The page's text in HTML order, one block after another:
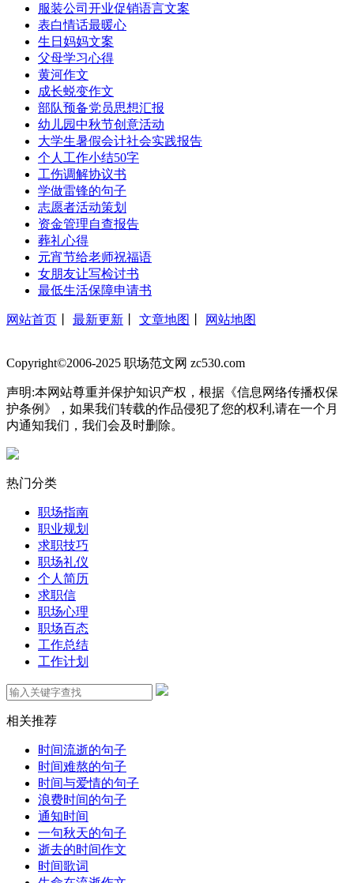
服装公司开业促销语言文案
表白情话最暖心
生日妈妈文案
父母学习心得
黄河作文
成长蜕变作文
部队预备党员思想汇报
幼儿园中秋节创意活动
大学生暑假会计社会实践报告
个人工作小结50字
工伤调解协议书
学做雷锋的句子
志愿者活动策划
资金管理自查报告
葬礼心得
元宵节给老师祝福语
女朋友让写检讨书
最低生活保障申请书
网站首页 最新更新 文章地图 网站地图
Copyright©2006-2025 职场范文网 zc530.com
声明:本网站尊重并保护知识产权，根据《信息网络传播权保
护条例》，如果我们转载的作品侵犯了您的权利,请在一个月
内通知我们，我们会及时删除。
热门分类
职场指南
职业规划
求职技巧
职场礼仪
个人简历
求职信
职场心理
职场百态
工作总结
工作计划
相关推荐
时间流逝的句子
时间难熬的句子
时间与爱情的句子
浪费时间的句子
通知时间
一句秋天的句子
逝去的时间作文
时间歌词